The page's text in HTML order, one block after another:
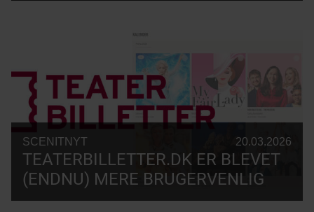
SCENITNYT 20.03.2026
TEATERBILLETTER.DK ER BLEVET
(ENDNU) MERE BRUGERVENLIG